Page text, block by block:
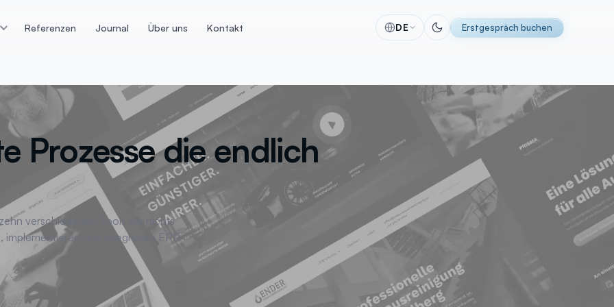
die konvertieren
Webshop Lösungen &
Technologien
Shopify
Webshop Lösungen
WooCommerce
Dashboards & Tracking
Datenaufbereitung
E-Commerce Tracking
Google Tracking
KI-Datenanalyse
Meta Tracking
Individuelle Software-Lösungen
Automatisierungen
CRM-Lösungen
Individuelle Entwicklung
KI Implementierung
MVP-Entwicklung
Referenzen Journal Über uns Kontakt DE Erstgespräch buchen
Prozesse die endlich
verschiedenen Tools die nichts
implementieren und integrieren ERP-